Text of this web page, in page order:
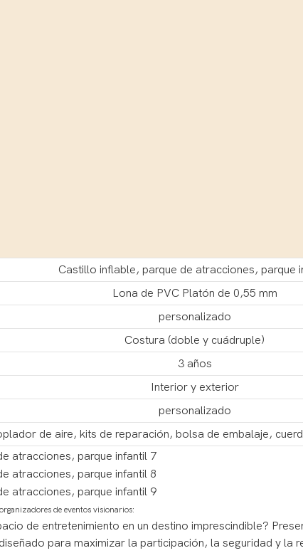
Castillo inflable, parque de atracciones, parque
Lona de PVC Platón de 0,55 mm
personalizado
Costura (doble y cuádruple)
3 años
Interior y exterior
personalizado
de aire, kits de reparación, bolsa de embalaje,
de eventos visionarios:
de entretenimiento en un destino imprescindible?
para maximizar la participación, la seguridad y la